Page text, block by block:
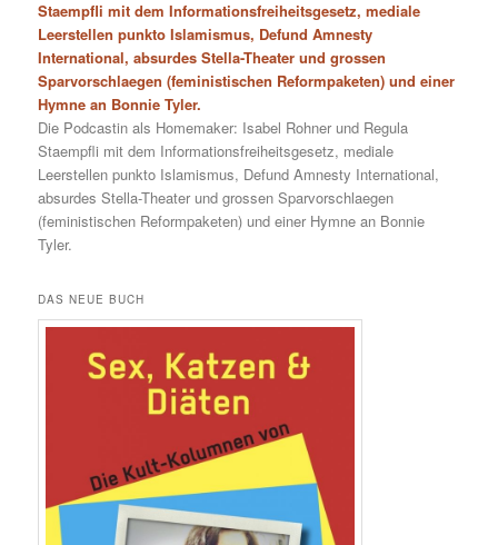
Staempfli mit dem Informationsfreiheitsgesetz, mediale
Leerstellen punkto Islamismus, Defund Amnesty
International, absurdes Stella-Theater und grossen
Sparvorschlaegen (feministischen Reformpaketen) und einer
Hymne an Bonnie Tyler.
Die Podcastin als Homemaker: Isabel Rohner und Regula
Staempfli mit dem Informationsfreiheitsgesetz, mediale
Leerstellen punkto Islamismus, Defund Amnesty International,
absurdes Stella-Theater und grossen Sparvorschlaegen
(feministischen Reformpaketen) und einer Hymne an Bonnie
Tyler.
DAS NEUE BUCH